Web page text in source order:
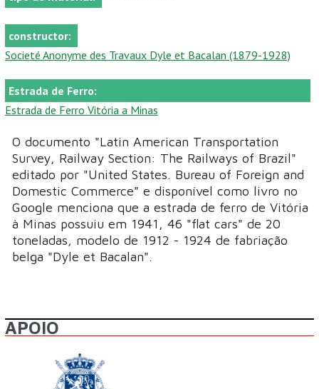
constructor:
Societé Anonyme des Travaux Dyle et Bacalan (1879-1928)
Estrada de Ferro:
Estrada de Ferro Vitória a Minas
O documento "Latin American Transportation
Survey, Railway Section: The Railways of Brazil"
editado por "United States. Bureau of Foreign and
Domestic Commerce" e disponível como livro no
Google menciona que a estrada de ferro de Vitória
à Minas possuiu em 1941, 46 "flat cars" de 20
toneladas, modelo de 1912 - 1924 de fabriação
belga "Dyle et Bacalan".
APOIO